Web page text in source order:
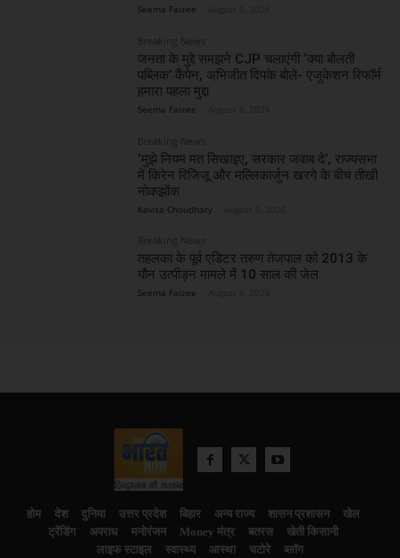
Seema Faizee
Breaking News
जनता के मुद्दे समझने CJP चलाएंगी ‘क्या बोलती
पब्लिक’ कैंपेन, अभिजीत दिपके बोले- एजुकेशन रिफॉर्म
हमारा पहला मुद्दा
Seema Faizee
Breaking News
‘मुझे नियम मत सिखाइए, सरकार जवाब दे’, राज्यसभा
में किरेन रिजिजू और मल्लिकार्जुन खरगे के बीच तीखी
नोकझोंक
Kavita Choudhary
Breaking News
तहलका के पूर्व एडिटर तरुण तेजपाल को 2013 के
यौन उत्पीड़न मामले में 10 साल की जेल
Seema Faizee
होम देश दुनिया उत्तर प्रदेश बिहार अन्य राज्य शासन प्रशासन
खेल
ट्रेंडिंग
अपराध मनोरंजन Money मंत्र बतरस
खेती किसानी
लाइफ स्टाइल
स्वास्थ्य आस्था चटोरे ब्लॉग